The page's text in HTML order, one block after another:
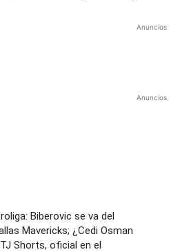
Anuncios
Anuncios
Biberovic se va del
Mavericks; ¿Cedi Osman
Shorts, oficial en el